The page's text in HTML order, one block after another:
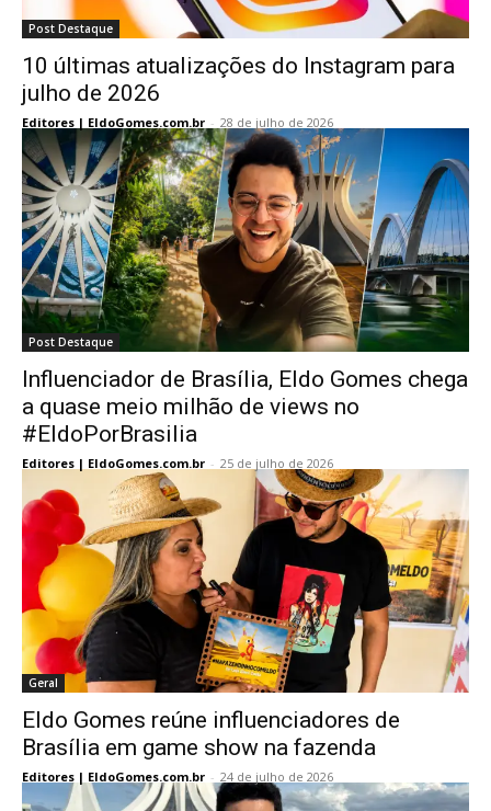
Post Destaque
10 últimas atualizações do Instagram para
julho de 2026
Editores | EldoGomes.com.br - 28 de julho de 2026
Post Destaque
Influenciador de Brasília, Eldo Gomes chega
a quase meio milhão de views no
#EldoPorBrasilia
Editores | EldoGomes.com.br - 25 de julho de 2026
Geral
Eldo Gomes reúne influenciadores de
Brasília em game show na fazenda
Editores | EldoGomes.com.br - 24 de julho de 2026